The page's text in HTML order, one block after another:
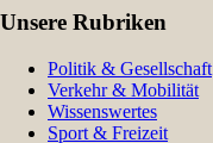
Unsere Rubriken
Politik & Gesellschaft
Verkehr & Mobilität
Wissenswertes
Sport & Freizeit